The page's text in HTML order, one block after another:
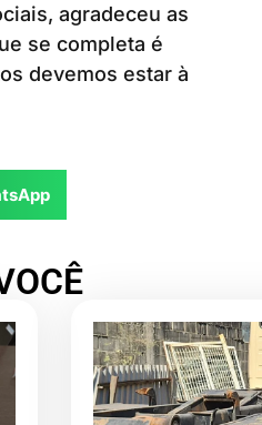
agradeceu as
se completa é
devemos estar à